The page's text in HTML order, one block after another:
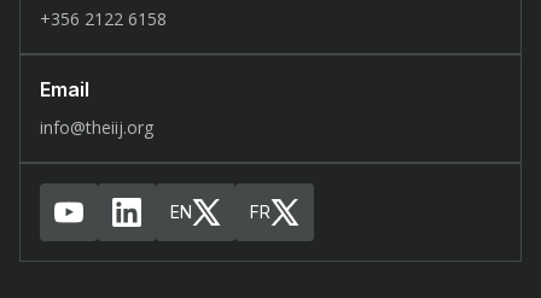
+356 2122 6158
Email
info@theiij.org
EN FR